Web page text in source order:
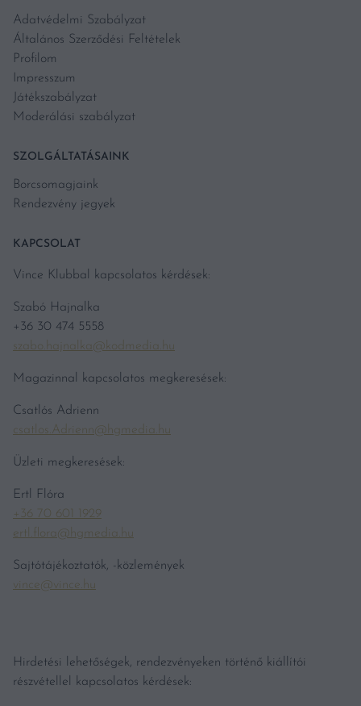
Adatvédelmi Szabályzat
Általános Szerződési Feltételek
Profilom
Impresszum
Játékszabályzat
Moderálási szabályzat
SZOLGÁLTATÁSAINK
Borcsomagjaink
Rendezvény jegyek
KAPCSOLAT
Vince Klubbal kapcsolatos kérdések:
Szabó Hajnalka
+36 30 474 5558
szabo.hajnalka@kodmedia.hu
Magazinnal kapcsolatos megkeresések:
Csatlós Adrienn
csatlos.Adrienn@hgmedia.hu
Üzleti megkeresések:
Ertl Flóra
+36 70 601 1929
ertl.flora@hgmedia.hu
Sajtótájékoztatók, -közlemények
vince@vince.hu
Hirdetési lehetőségek, rendezvényeken történő kiállítói
részvétellel kapcsolatos kérdések: